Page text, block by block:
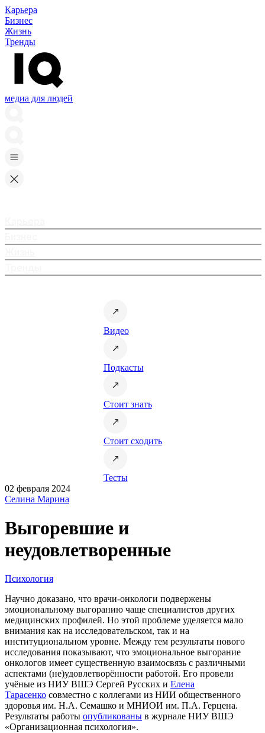
Карьера
Бизнес
Жизнь
Тренды
медиа для людей
Видео
Подкасты
Стоит знать
Стоит сходить
Тесты
02 февраля 2024
Селина Марина
Выгоревшие и
неудовлетворенные
Психология
Научно доказано, что врачи-онкологи подвержены
эмоциональному выгоранию чаще специалистов других
медицинских профилей. Но этой проблеме уделяется мало
внимания как на исследовательском, так и на
институциональном уровне. Между тем результаты нового
исследования показывают, что эмоциональное выгорание
онкологов имеет существенную взаимосвязь с различными
аспектами (не)удовлетворённости работой. Его провели
учёные из НИУ ВШЭ Сергей Русских и Елена
Тарасенко совместно с коллегами из НИИ общественного
здоровья им. Н.А. Семашко и МНИОИ им. П.А. Герцена.
Результаты работы опубликованы в журнале НИУ ВШЭ
«Организационная психология».